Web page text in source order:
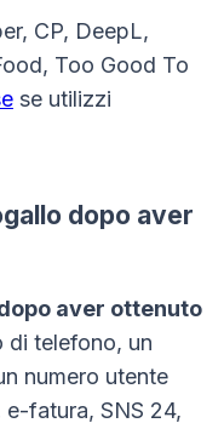
CP, DeepL,
Too Good To
se utilizzi
dopo aver
aver ottenuto
di telefono, un
numero utente
e-fatura, SNS 24,